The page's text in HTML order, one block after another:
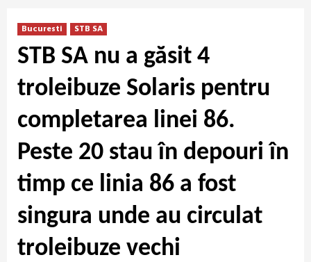
Bucuresti STB SA
STB SA nu a găsit 4
troleibuze Solaris pentru
completarea linei 86.
Peste 20 stau în depouri în
timp ce linia 86 a fost
singura unde au circulat
troleibuze vechi